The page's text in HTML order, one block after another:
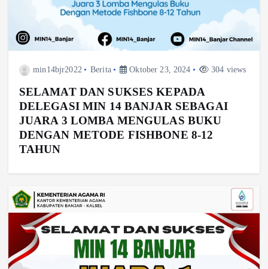
min14bjr2022 Berita Oktober 23, 2024 304 views
SELAMAT DAN SUKSES KEPADA
DELEGASI MIN 14 BANJAR SEBAGAI
JUARA 3 LOMBA MENGULAS BUKU
DENGAN METODE FISHBONE 8-12
TAHUN